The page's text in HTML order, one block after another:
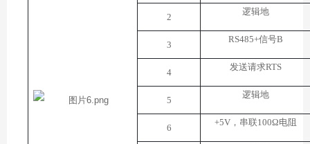
2
逻辑地
3
RS485+信号B
4
发送请求RTS
5
逻辑地
6
+5V，串联100Ω电阻